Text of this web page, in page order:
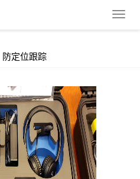
导
防定位跟踪